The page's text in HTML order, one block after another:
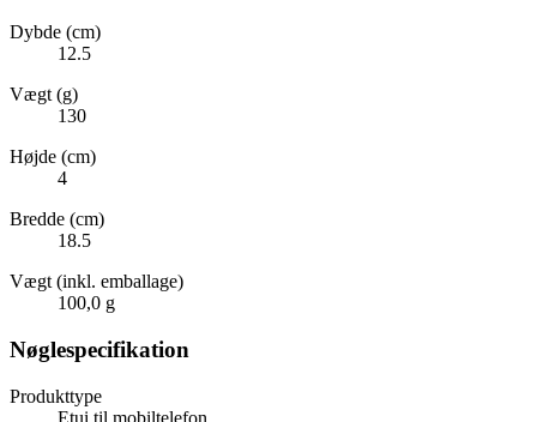
Dybde (cm)
12.5
Vægt (g)
130
Højde (cm)
4
Bredde (cm)
18.5
Vægt (inkl. emballage)
100,0 g
Nøglespecifikation
Produkttype
Etui til mobiltelefon